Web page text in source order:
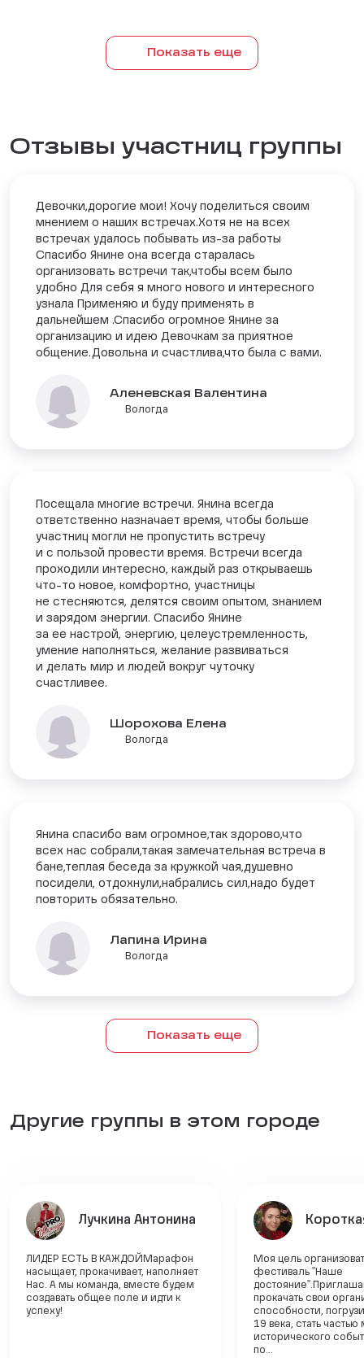
Показать еще
Отзывы участниц группы
Девочки,дорогие мои! Хочу поделиться своим
мнением о наших встречах.Хотя не на всех
встречах удалось побывать из-за работы
Спасибо Янине она всегда старалась
организовать встречи так,чтобы всем было
удобно Для себя я много нового и интересного
узнала Применяю и буду применять в
дальнейшем .Спасибо огромное Янине за
организацию и идею Девочкам за приятное
общение.Довольна и счастлива,что была с вами.
Аленевская Валентина
Вологда
Посещала многие встречи. Янина всегда
ответственно назначает время, чтобы больше
участниц могли не пропустить встречу
и с пользой провести время. Встречи всегда
проходили интересно, каждый раз открываешь
что-то новое, комфортно, участницы
не стесняются, делятся своим опытом, знанием
и зарядом энергии. Спасибо Янине
за ее настрой, энергию, целеустремленность,
умение наполняться, желание развиваться
и делать мир и людей вокруг чуточку
счастливее.
Шорохова Елена
Вологда
Янина спасибо вам огромное,так здорово,что
всех нас собрали,такая замечательная встреча в
бане,теплая беседа за кружкой чая,душевно
посидели, отдохнули,набрались сил,надо будет
повторить обязательно.
Лапина Ирина
Вологда
Показать еще
Другие группы в этом городе
Лучкина Антонина
ЛИДЕР ЕСТЬ В КАЖДОЙМарафон
насыщает, прокачивает, наполняет
Нас. А мы команда, вместе будем
создавать общее поле и идти к
успеху!
Моя цель
фестиваль "Наше
прокачать свои
способности,
19 века, стать
исторического
по...